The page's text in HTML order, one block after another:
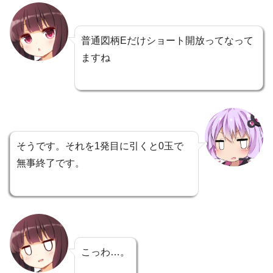
普通図柄Eだけショート開放ってなって
ますね
そうです。それを1発目に引くと0玉で
無事終了です。
こっわ…。